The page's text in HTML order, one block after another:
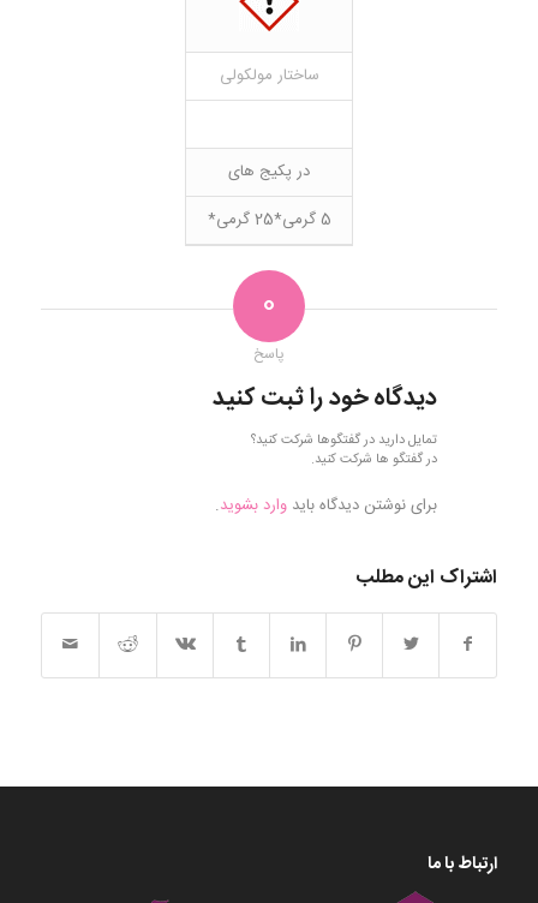
ساختار مولکولی
در پکیج های
5 گرمی*25 گرمی*
0
پاسخ
دیدگاه خود را ثبت کنید
تمایل دارید در گفتگوها شرکت کنید؟
در گفتگو ها شرکت کنید.
برای نوشتن دیدگاه باید وارد بشوید.
اشتراک این مطلب
ارتباط با ما